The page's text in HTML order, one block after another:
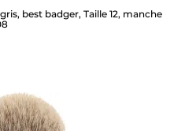
best badger, Taille 12, manche